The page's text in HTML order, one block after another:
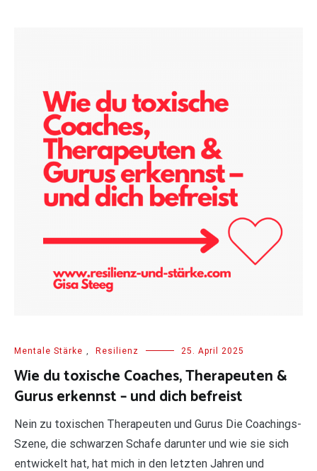
Mentale Stärke , Resilienz 25. April 2025
Wie du toxische Coaches, Therapeuten &
Gurus erkennst – und dich befreist
Nein zu toxischen Therapeuten und Gurus Die Coachings-
Szene, die schwarzen Schafe darunter und wie sie sich
entwickelt hat, hat mich in den letzten Jahren und